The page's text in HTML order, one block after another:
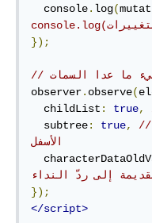
  console
. log(
});
ما عدا السمات
observer. observe(
  childList
: true,
  subtree
: true,
// وكذلك العناصر السليلة في
اﻷسفل
إلى ردّ النداء
});
</script>